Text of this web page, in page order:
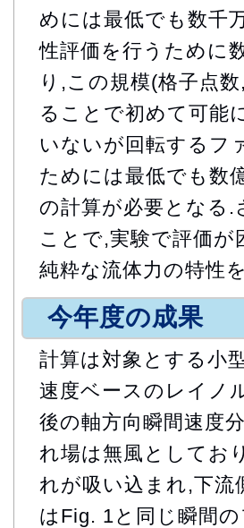
めには最低でも数千
性評価を行うために
り,この規模(格子点
ることで初めて可能
いないが回転するフ
ためには最低でも数
の計算が必要となる
ことで,実験で評価
純粋な流体力の特性
今年度の成果
計算は対象とする小
速度ベースのレイノ
後の軸方向瞬間速度
れ場は無風としてお
れが吸い込まれ,下流
はFig. 1と同じ瞬間